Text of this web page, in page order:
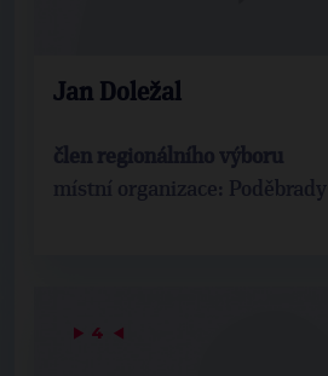
Jan Doležal
člen regionálního výboru
místní organizace: Poděbrady
▶ 4 ◀